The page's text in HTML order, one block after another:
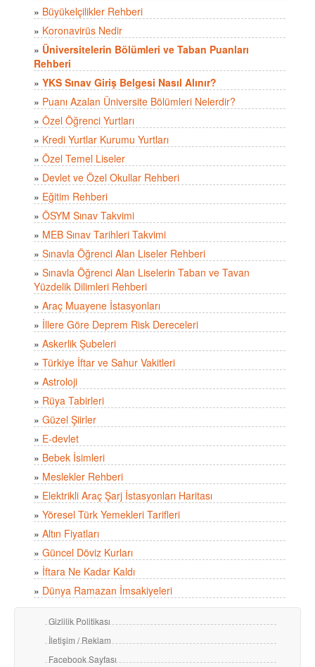
» Büyükelçilikler Rehberi
» Koronavirüs Nedir
» Üniversitelerin Bölümleri ve Taban Puanları
Rehberi
» YKS Sınav Giriş Belgesi Nasıl Alınır?
» Puanı Azalan Üniversite Bölümleri Nelerdir?
» Özel Öğrenci Yurtları
» Kredi Yurtlar Kurumu Yurtları
» Özel Temel Liseler
» Devlet ve Özel Okullar Rehberi
» Eğitim Rehberi
» ÖSYM Sınav Takvimi
» MEB Sınav Tarihleri Takvimi
» Sınavla Öğrenci Alan Liseler Rehberi
» Sınavla Öğrenci Alan Liselerin Taban ve Tavan
Yüzdelik Dilimleri Rehberi
» Araç Muayene İstasyonları
» İllere Göre Deprem Risk Dereceleri
» Askerlik Şubeleri
» Türkiye İftar ve Sahur Vakitleri
» Astroloji
» Rüya Tabirleri
» Güzel Şiirler
» E-devlet
» Bebek İsimleri
» Meslekler Rehberi
» Elektrikli Araç Şarj İstasyonları Haritası
» Yöresel Türk Yemekleri Tarifleri
» Altın Fiyatları
» Güncel Döviz Kurları
» İftara Ne Kadar Kaldı
» Dünya Ramazan İmsakiyeleri
Gizlilik Politikası
İletişim / Reklam
Facebook Sayfası